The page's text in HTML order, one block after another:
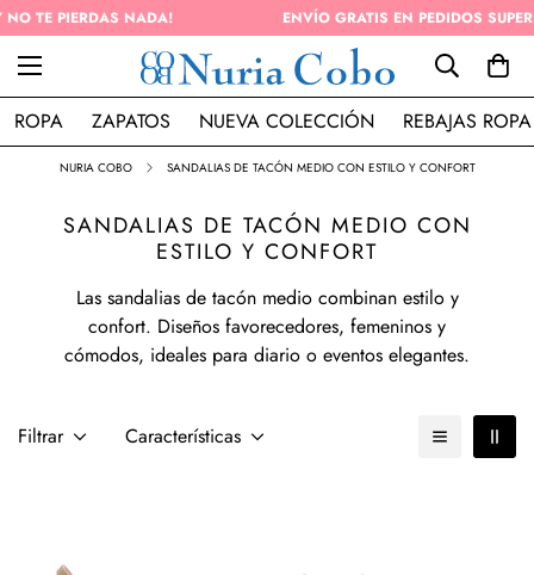
ENVÍO GRATIS EN PEDIDOS SUPERIOR A 50€ (PENÍNSULA)
ROPA ZAPATOS NUEVA COLECCIÓN REBAJAS ROPA
NURIA COBO SANDALIAS DE TACÓN MEDIO CON ESTILO Y CONFORT
SANDALIAS DE TACÓN MEDIO CON
ESTILO Y CONFORT
Las sandalias de tacón medio combinan estilo y
confort. Diseños favorecedores, femeninos y
cómodos, ideales para diario o eventos elegantes.
Filtrar Características